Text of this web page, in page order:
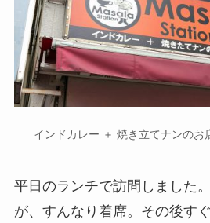
インドカレー ＋ 焼き立てナンのお
平日のランチで訪問しました
が、すんなり着席。その後す